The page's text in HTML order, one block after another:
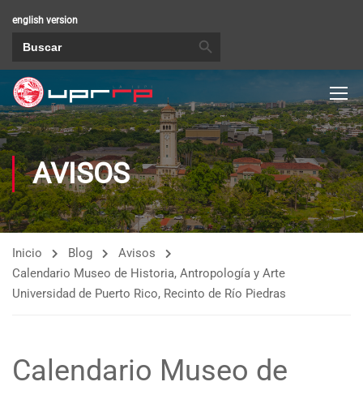
english version
AVISOS
Inicio Blog
Avisos
Calendario Museo de Historia, Antropología y Arte
Universidad de Puerto Rico, Recinto de Río Piedras
Calendario Museo de